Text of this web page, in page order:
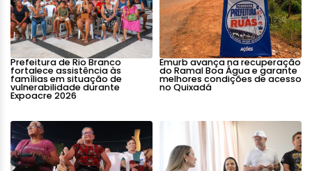
Prefeitura de Rio Branco
fortalece assistência às
famílias em situação de
vulnerabilidade durante
Expoacre 2026
Emurb avança na recuperação
do Ramal Boa Água e garante
melhores condições de acesso
no Quixadá